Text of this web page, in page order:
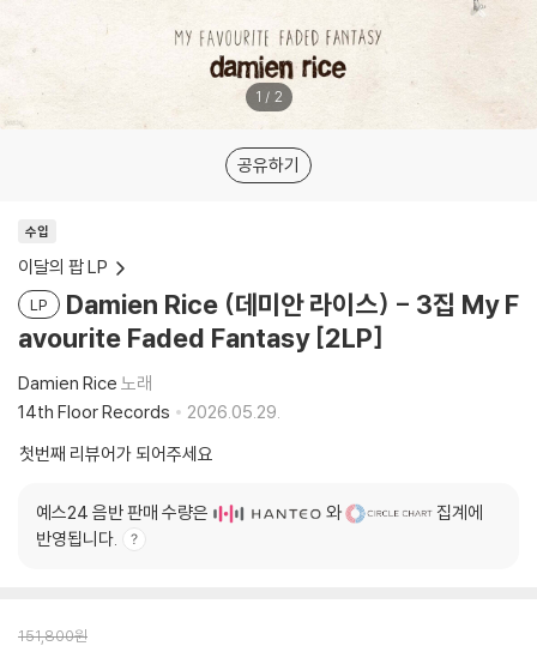
1 / 2
공유하기
수입
이달의 팝 LP
LP
Damien Rice (데미안 라이스) - 3집 My F
avourite Faded Fantasy [2LP]
Damien Rice 노래
14th Floor Records
2026.05.29.
첫번째 리뷰어가 되어주세요
예스24 음반 판매 수량은 와
집계에
반영됩니다.
151,800원